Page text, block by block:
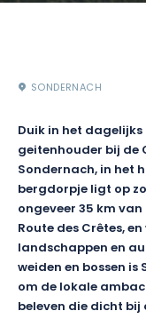
SONDERNACH
Duik in het
geitenhouder bij de
Sondernach, in het
bergdorpje ligt op
ongeveer 35 km
Route des Crêtes,
landschappen en
weiden en bossen
om de lokale
beleven die dicht